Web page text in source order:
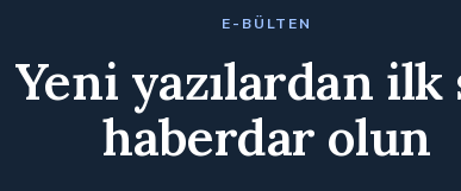
E-BÜLTEN
Yeni yazılardan ilk
haberdar olun